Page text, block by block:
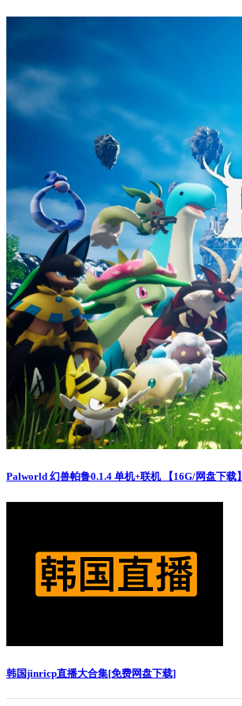
Palworld 幻兽帕鲁0.1.4 单机+联机 【16G/网盘下载】
韩国jinricp直播大合集[免费网盘下载]